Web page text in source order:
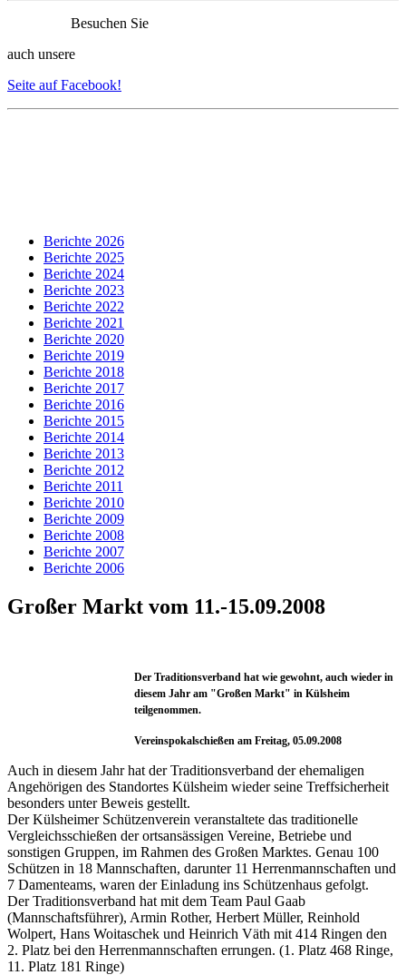
Besuchen Sie
auch unsere
Seite auf Facebook!
Berichte 2026
Berichte 2025
Berichte 2024
Berichte 2023
Berichte 2022
Berichte 2021
Berichte 2020
Berichte 2019
Berichte 2018
Berichte 2017
Berichte 2016
Berichte 2015
Berichte 2014
Berichte 2013
Berichte 2012
Berichte 2011
Berichte 2010
Berichte 2009
Berichte 2008
Berichte 2007
Berichte 2006
Großer Markt vom 11.-15.09.2008
Der Traditionsverband hat wie gewohnt, auch wieder in
diesem Jahr am "Großen Markt" in Külsheim
teilgenommen.
Vereinspokalschießen am Freitag, 05.09.2008
Auch in diesem Jahr hat der Traditionsverband der ehemaligen
Angehörigen des Standortes Külsheim wieder seine Treffsicherheit
besonders unter Beweis gestellt.
Der Külsheimer Schützenverein veranstaltete das traditionelle
Vergleichsschießen der ortsansässigen Vereine, Betriebe und
sonstigen Gruppen, im Rahmen des Großen Marktes. Genau 100
Schützen in 18 Mannschaften, darunter 11 Herrenmannschaften und
7 Damenteams, waren der Einladung ins Schützenhaus gefolgt.
Der Traditionsverband hat mit dem Team Paul Gaab
(Mannschaftsführer), Armin Rother, Herbert Müller, Reinhold
Wolpert, Hans Woitaschek und Heinrich Väth mit 414 Ringen den
2. Platz bei den Herrenmannschaften errungen. (1. Platz 468 Ringe,
11. Platz 181 Ringe)